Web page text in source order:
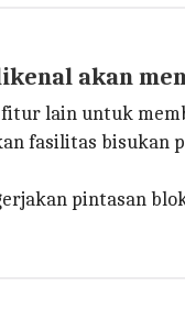
akan
lain untuk
fasilitas
pintasan